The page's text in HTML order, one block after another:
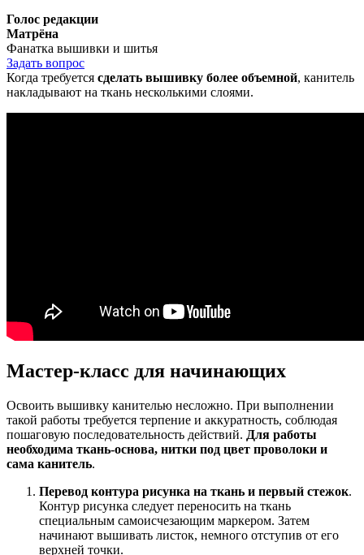
Голос редакции
Матрёна
Фанатка вышивки и шитья
Задать вопрос
Когда требуется сделать вышивку более объемной, канитель
накладывают на ткань несколькими слоями.
Мастер-класс для начинающих
Освоить вышивку канителью несложно. При выполнении
такой работы требуется терпение и аккуратность, соблюдая
пошаговую последовательность действий. Для работы
необходима ткань-основа, нитки под цвет проволоки и
сама канитель.
Перевод контура рисунка на ткань и первый стежок.
Контур рисунка следует переносить на ткань
специальным самоисчезающим маркером. Затем
начинают вышивать листок, немного отступив от его
верхней точки.